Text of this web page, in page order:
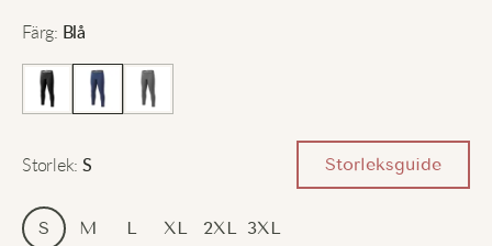
Färg: Blå
Storlek: S Storleksguide
S M L XL 2XL 3XL